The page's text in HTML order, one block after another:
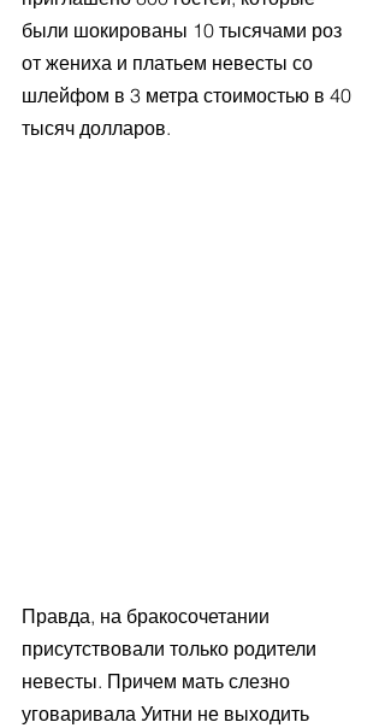
были шокированы 10 тысячами роз
от жениха и платьем невесты со
шлейфом в 3 метра стоимостью в 40
тысяч долларов.
Правда, на бракосочетании
присутствовали только родители
невесты. Причем мать слезно
уговаривала Уитни не выходить